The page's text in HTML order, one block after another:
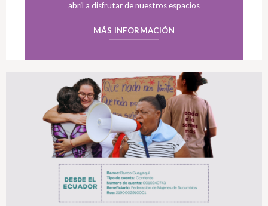
abril a disfrutar de nuestros espacios
MÁS INFORMACIÓN